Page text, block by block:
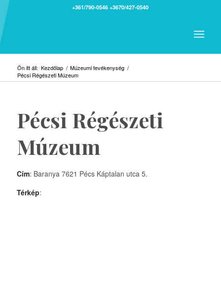
+361/790-0546 +3670/427-0540
Ön itt áll: Kezdőlap / Múzeumi tevékenység /
Pécsi Régészeti Múzeum
Pécsi Régészeti
Múzeum
Cím: Baranya 7621 Pécs Káptalan utca 5.
Térkép: